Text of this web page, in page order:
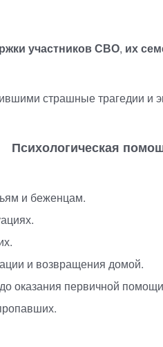
участников СВО, их
страшные трагедии и
Психологическая
и беженцам.
и возвращения домой.
оказания первичной